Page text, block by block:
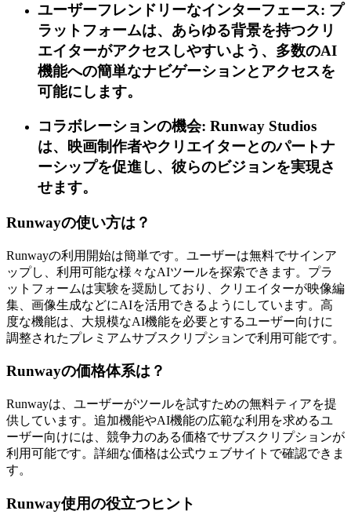
ユーザーフレンドリーなインターフェース: プ
ラットフォームは、あらゆる背景を持つクリ
エイターがアクセスしやすいよう、多数のAI
機能への簡単なナビゲーションとアクセスを
可能にします。
コラボレーションの機会: Runway Studios
は、映画制作者やクリエイターとのパートナ
ーシップを促進し、彼らのビジョンを実現さ
せます。
Runwayの使い方は？
Runwayの利用開始は簡単です。ユーザーは無料でサインア
ップし、利用可能な様々なAIツールを探索できます。プラ
ットフォームは実験を奨励しており、クリエイターが映像編
集、画像生成などにAIを活用できるようにしています。高
度な機能は、大規模なAI機能を必要とするユーザー向けに
調整されたプレミアムサブスクリプションで利用可能です。
Runwayの価格体系は？
Runwayは、ユーザーがツールを試すための無料ティアを提
供しています。追加機能やAI機能の広範な利用を求めるユ
ーザー向けには、競争力のある価格でサブスクリプションが
利用可能です。詳細な価格は公式ウェブサイトで確認できま
す。
Runway使用の役立つヒント